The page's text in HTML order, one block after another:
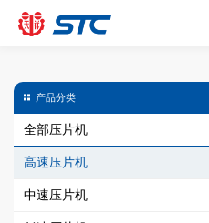
产品分类
全部压片机
高速压片机
中速压片机